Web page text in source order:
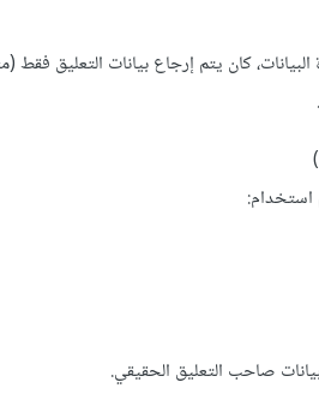
استخدام:
صاحب التعليق الحقيقي.